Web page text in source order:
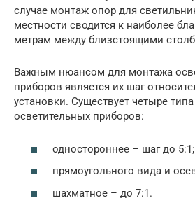
случае монтаж опор для
местности сводится к наиболее
метрам между близстоящими
Важным нюансом для монтажа
приборов является их шаг
установки. Существует четыре
осветительных приборов:
одностороннее – шаг до 5:1;
прямоугольного вида и
шахматное – до 7:1.